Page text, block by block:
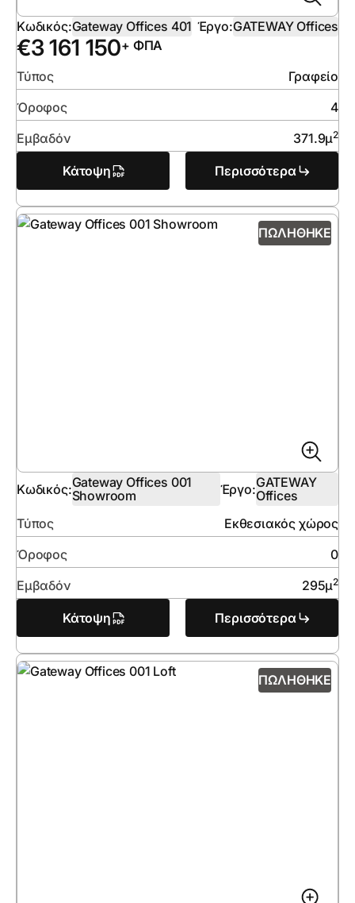
Κωδικός:Gateway Offices 401 Έργο:GATEWAY Offices
€3 161 150+ ΦΠΑ
Τύπος
Γραφείο
Όροφος
4
Εμβαδόν
371.9μ2
Κάτοψη Περισσότερα
ΠΩΛΉΘΗΚΕ
Κωδικός:Gateway Offices 001
Showroom
Έργο:GATEWAY
Offices
Τύπος
Εκθεσιακός χώρος
Όροφος
0
Εμβαδόν
295μ2
Κάτοψη Περισσότερα
ΠΩΛΉΘΗΚΕ